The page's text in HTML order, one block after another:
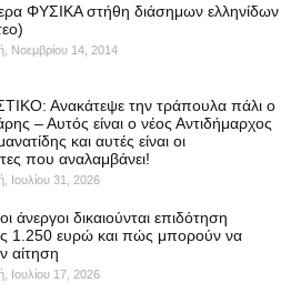
ΦΥΣΙΚΑ στήθη διάσημων ελληνίδων
Νοεμβρίου 14, 2014
Ανακάτεψε την τράπουλα πάλι ο
– Αυτός είναι ο νέος Αντιδήμαρχος
και αυτές είναι οι
που αναλαμβάνει!
Ιουλίου 31, 2026
άνεργοι δικαιούνται επιδότηση
1.250 ευρώ και πώς μπορούν να
αίτηση
Ιουλίου 17, 2026